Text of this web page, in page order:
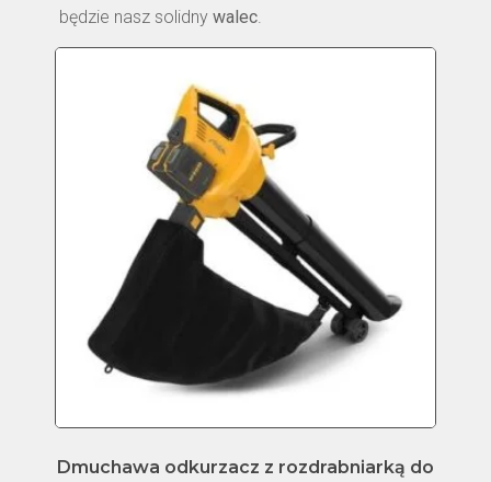
będzie nasz solidny walec.
Dmuchawa odkurzacz z rozdrabniarką do